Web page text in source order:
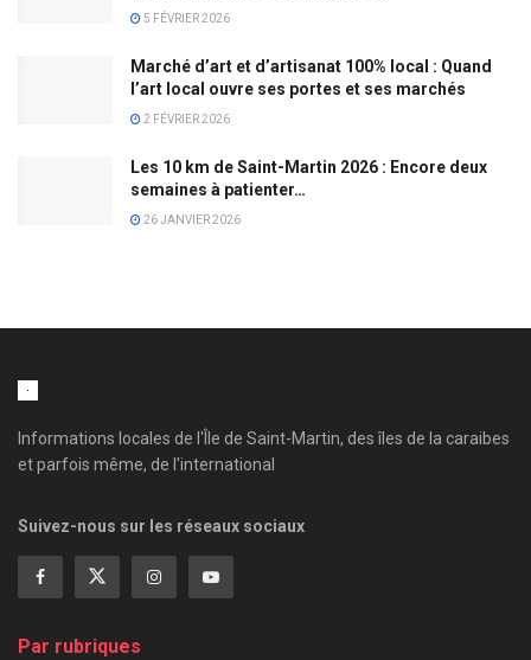
5 FÉVRIER 2026
Marché d’art et d’artisanat 100% local : Quand
l’art local ouvre ses portes et ses marchés
2 FÉVRIER 2026
Les 10 km de Saint-Martin 2026 : Encore deux
semaines à patienter…
26 JANVIER 2026
Informations locales de l'Île de Saint-Martin, des îles de la caraibes
et parfois même, de l'international
Suivez-nous sur les réseaux sociaux
Par rubriques